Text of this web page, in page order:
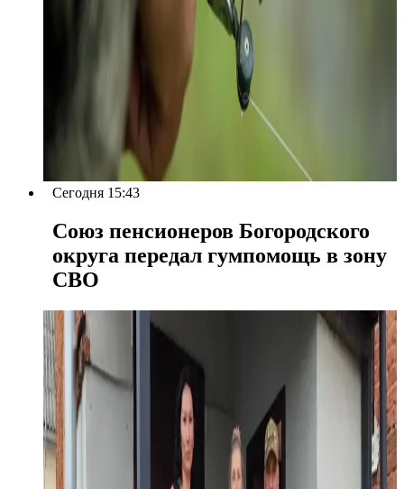
Сегодня 15:43
Союз пенсионеров Богородского
округа передал гумпомощь в зону
СВО